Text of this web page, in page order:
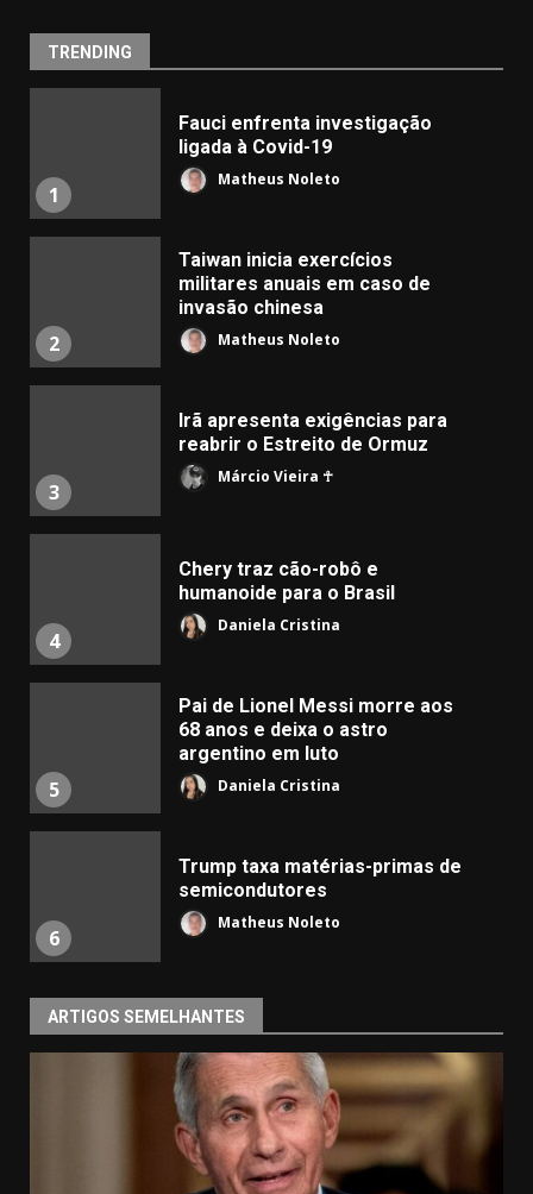
TRENDING
1
Fauci enfrenta investigação
ligada à Covid-19
Matheus Noleto
2
Taiwan inicia exercícios
militares anuais em caso de
invasão chinesa
Matheus Noleto
3
Irã apresenta exigências para
reabrir o Estreito de Ormuz
Márcio Vieira ☥
4
Chery traz cão-robô e
humanoide para o Brasil
Daniela Cristina
5
Pai de Lionel Messi morre aos
68 anos e deixa o astro
argentino em luto
Daniela Cristina
6
Trump taxa matérias-primas de
semicondutores
Matheus Noleto
ARTIGOS SEMELHANTES